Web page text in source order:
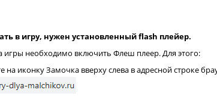
в игру, нужен установленный flash плейер.
игры необходимо включить Флеш плеер. Для этого:
на иконку Замочка вверху слева в адресной строке